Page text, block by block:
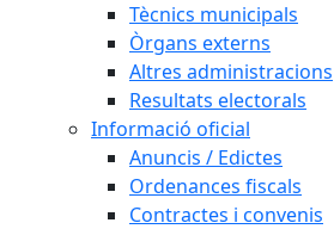
Tècnics municipals
Òrgans externs
Altres administracions
Resultats electorals
Informació oficial
Anuncis / Edictes
Ordenances fiscals
Contractes i convenis